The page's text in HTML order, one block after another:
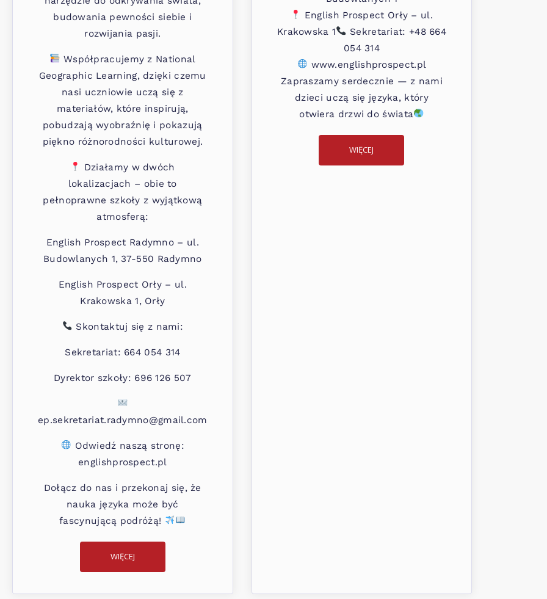
budowania pewności siebie i
rozwijania pasji.
Współpracujemy z National
Geographic Learning, dzięki czemu
nasi uczniowie uczą się z
materiałów, które inspirują,
pobudzają wyobraźnię i pokazują
piękno różnorodności kulturowej.
Działamy w dwóch
lokalizacjach – obie to
pełnoprawne szkoły z wyjątkową
atmosferą:
English Prospect Radymno – ul.
Budowlanych 1, 37-550 Radymno
English Prospect Orły – ul.
Krakowska 1, Orły
Skontaktuj się z nami:
Sekretariat: 664 054 314
Dyrektor szkoły: 696 126 507
ep.sekretariat.radymno@gmail.com
Odwiedź naszą stronę:
englishprospect.pl
Dołącz do nas i przekonaj się, że
nauka języka może być
fascynującą podróżą!
WIĘCEJ
English Prospect Orły – ul.
Krakowska 1
Sekretariat: +48 664
054 314
www.englishprospect.pl
Zapraszamy serdecznie — z nami
dzieci uczą się języka, który
otwiera drzwi do świata
WIĘCEJ